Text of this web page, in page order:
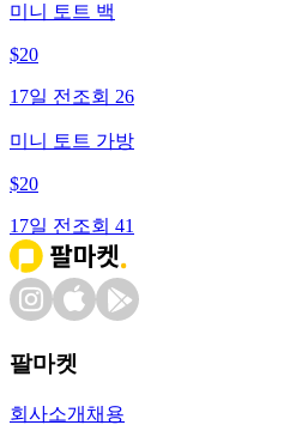
미니 토트 백
$20
17일 전 조회 26
미니 토트 가방
$20
17일 전 조회 41
팔마켓
회사소개 채용